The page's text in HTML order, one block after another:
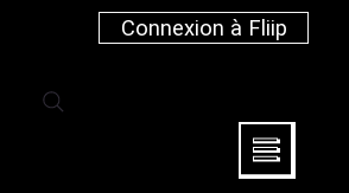
Connexion à Fliip